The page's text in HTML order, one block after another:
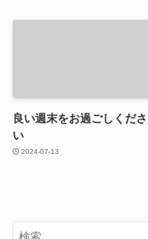
良い週末をお過ごしくださ
い
2024-07-13